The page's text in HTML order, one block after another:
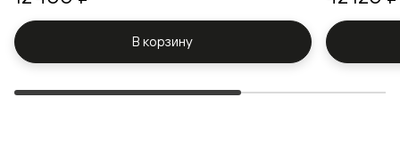
В корзину